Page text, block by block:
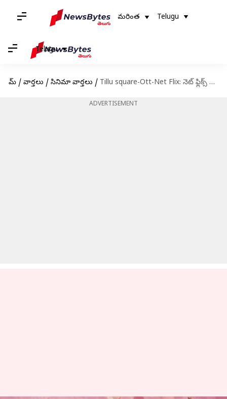
మరింత Telugu
Telugu
హోమ్ / వార్తలు / సినిమా వార్తలు / Tillu square-Ott-Net Flix: నెట్ ఫ్లిక్స్ లో టిల్లు స్క్వేర్ ....ఈ నెల 26 నుంచి స్ట్రీమింగ్
ADVERTISEMENT